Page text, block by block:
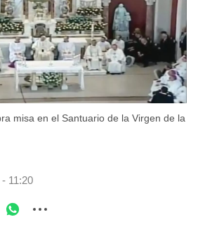
misa en el Santuario de la Virgen de la
11:20